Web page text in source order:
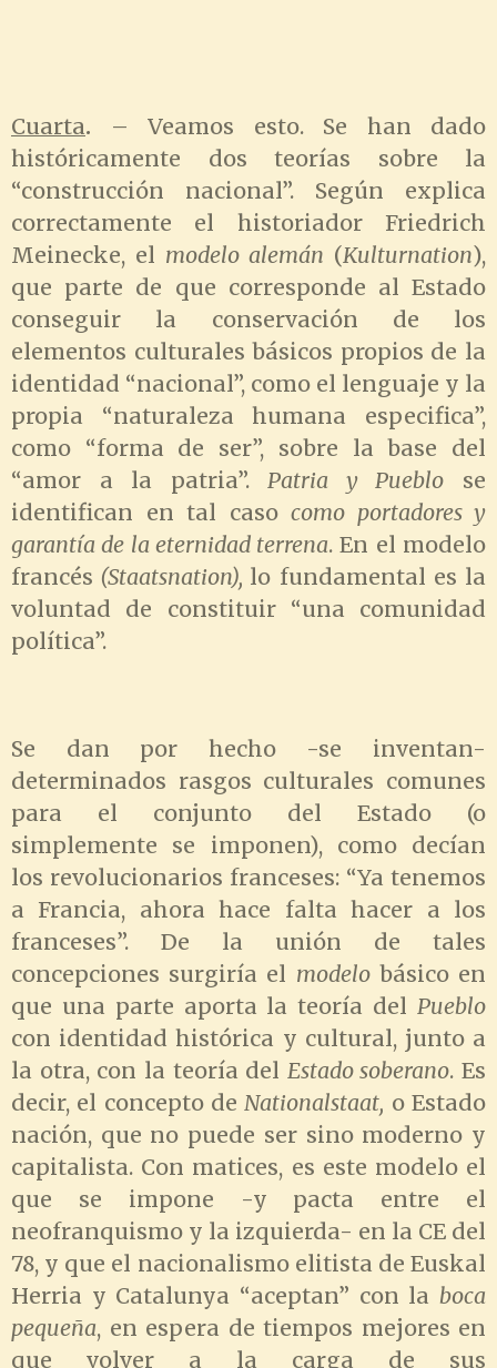
Cuarta.
– Veamos esto. Se han dado
históricamente dos teorías sobre la
“construcción nacional”. Según explica
correctamente el historiador Friedrich
Meinecke, el modelo alemán (Kulturnation),
que parte de que corresponde al Estado
conseguir la conservación de los
elementos culturales básicos propios de la
identidad “nacional”, como el lenguaje y la
propia “naturaleza humana especifica”,
como “forma de ser”, sobre la base del
“amor a la patria”.Patria y Pueblo se
identifican en tal caso como portadores y
garantía de la eternidad terrena. En el modelo
francés (Staatsnation), lo fundamental es la
voluntad de constituir “una comunidad
política”.
Se dan por hecho -se inventan-
determinados rasgos culturales comunes
para el conjunto del Estado (o
simplemente se imponen), como decían
los revolucionarios franceses: “Ya tenemos
a Francia, ahora hace falta hacer a los
franceses”. De la unión de tales
concepciones surgiría el modelobásico en
que una parte aporta la teoría del Pueblo
con identidad histórica y cultural, junto a
la otra, con la teoría del Estado soberano. Es
decir, el concepto deNationalstaat, o Estado
nación, que no puede ser sino moderno y
capitalista. Con matices, es este modelo el
que se impone -y pacta entre el
neofranquismo y la izquierda- en la CE del
78, y que el nacionalismo elitista de Euskal
Herria y Catalunya “aceptan” con la boca
pequeña, en espera de tiempos mejores en
que volver a la carga de sus